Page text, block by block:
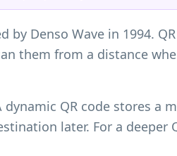
Denso Wave in 1994.
them from a distance
QR code stores a
later. For a deeper